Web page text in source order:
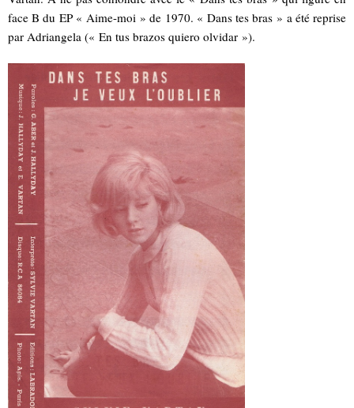
face B du EP « Aime-moi » de 1970. « Dans tes bras » a été reprise
par Adriangela (« En tus brazos quiero olvidar »).